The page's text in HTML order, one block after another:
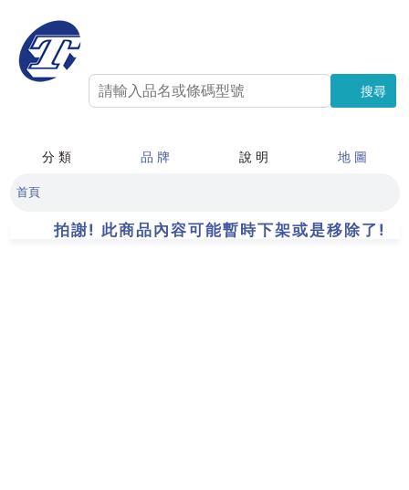
搜尋
搜尋
分 類 品 牌 說 明 地 圖
首頁
拍謝! 此商品內容可能暫時下架或是移除了!